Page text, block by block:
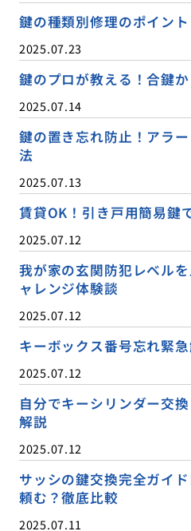
鍵の種類別修理のポイン
2025.07.23
鍵のプロが教える！合鍵
2025.07.14
鍵の置き忘れ防止！アラ
法
2025.07.13
賃貸OK！引き戸用簡易鍵
2025.07.12
我が家の玄関防犯レベル
ャレンジ体験談
2025.07.12
キーボックス番号忘れ緊
2025.07.12
自分でキーシリンダー交
解説
2025.07.12
サッシの鍵交換完全ガイ
頼む？徹底比較
2025.07.11